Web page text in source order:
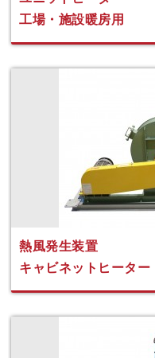
工場・施設暖房用
熱風発生装置
キャビネットヒーター